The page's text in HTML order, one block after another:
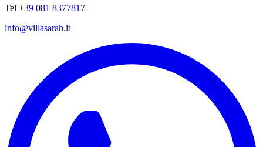
Tel +39 081 8377817
info@villasarah.it